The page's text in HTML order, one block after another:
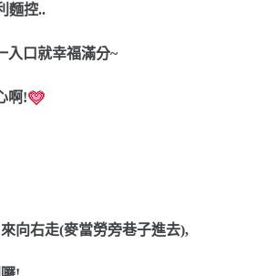
麵控..
入口就幸福滿分~
啊!
向右走(麥當勞旁巷子進去),